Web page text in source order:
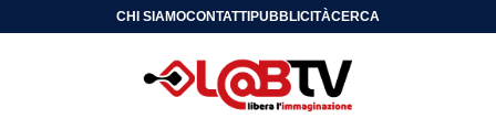
CHI SIAMOCONTATTIPUBBLICITÀCERCA